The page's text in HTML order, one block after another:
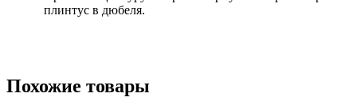
плинтус в дюбеля.
Похожие товары